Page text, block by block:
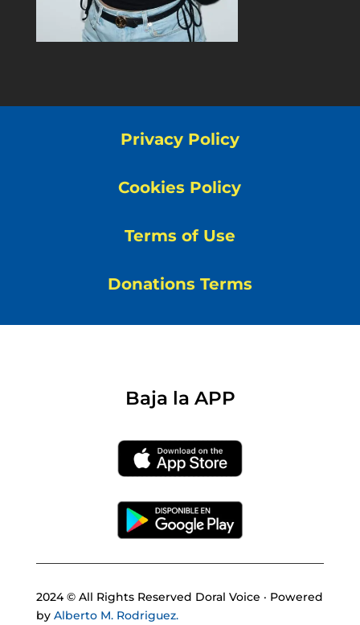
Privacy Policy
Cookies Policy
Terms of Use
Donations Terms
Baja la APP
2024 © All Rights Reserved Doral Voice · Powered
by Alberto M. Rodriguez.